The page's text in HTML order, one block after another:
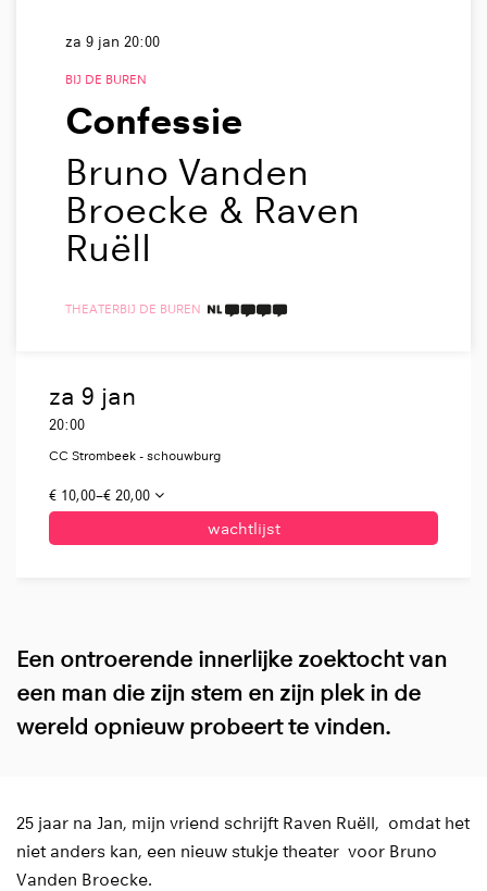
Confessie
Bruno Vanden
Broecke & Raven
Ruëll
BIJ DE BUREN
za 9 jan 20:00
THEATERBIJ DE BUREN 4 TAALICONEN
za 9 jan
20:00
CC Strombeek - schouwburg
€ 10,00–€ 20,00
wachtlijst
Een ontroerende innerlijke zoektocht van
een man die zijn stem en zijn plek in de
wereld opnieuw probeert te vinden.
25 jaar na Jan, mijn vriend schrijft Raven Ruëll, omdat het
niet anders kan, een nieuw stukje theater voor Bruno
Vanden Broecke.